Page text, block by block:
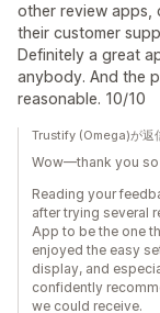
other review apps,
their customer
Definitely a great
anybody. And the
reasonable. 10/10
Trustify (Omega)が返
Wow—thank you so
Reading your
after trying several
App to be the one
enjoyed the easy
display, and
confidently
we could receive.